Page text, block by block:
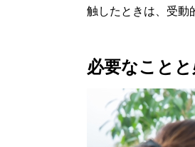
触したときは、受動
必要なこと